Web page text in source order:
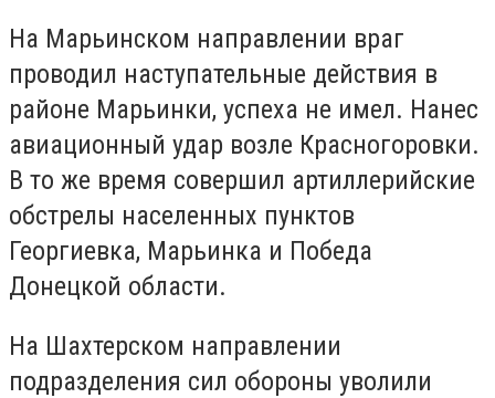
На Марьинском направлении враг
проводил наступательные действия в
районе Марьинки, успеха не имел. Нанес
авиационный удар возле Красногоровки.
В то же время совершил артиллерийские
обстрелы населенных пунктов
Георгиевка, Марьинка и Победа
Донецкой области.
На Шахтерском направлении
подразделения сил обороны уволили